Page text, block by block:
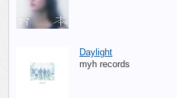
Daylight
myh records